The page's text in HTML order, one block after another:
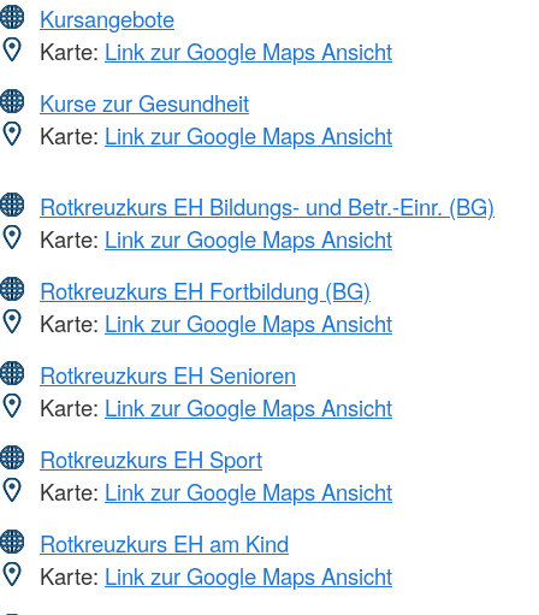
Kursangebote
Karte: Link zur Google Maps Ansicht
Kurse zur Gesundheit
Karte: Link zur Google Maps Ansicht
Rotkreuzkurs EH Bildungs- und Betr.-Einr. (BG)
Karte: Link zur Google Maps Ansicht
Rotkreuzkurs EH Fortbildung (BG)
Karte: Link zur Google Maps Ansicht
Rotkreuzkurs EH Senioren
Karte: Link zur Google Maps Ansicht
Rotkreuzkurs EH Sport
Karte: Link zur Google Maps Ansicht
Rotkreuzkurs EH am Kind
Karte: Link zur Google Maps Ansicht